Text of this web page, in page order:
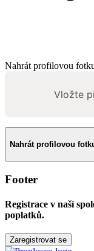
Nahrát profilovou
Vložte
Nahrát profilovou
Footer
Registrace v naší
poplatků.
Zaregistrovat se